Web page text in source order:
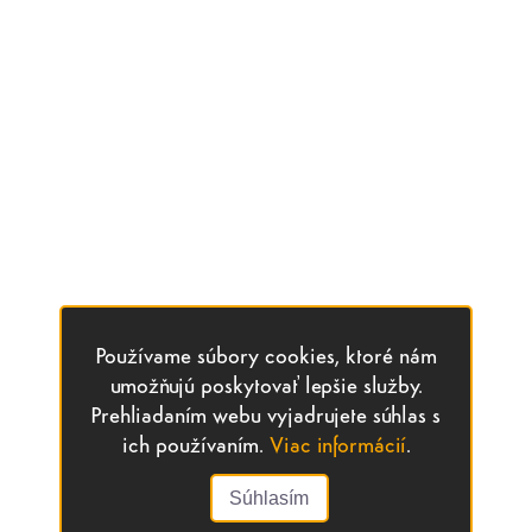
Používame súbory cookies, ktoré nám
umožňujú poskytovať lepšie služby.
Prehliadaním webu vyjadrujete súhlas s
ich používaním. Viac informácií.
Súhlasím